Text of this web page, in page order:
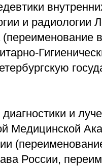
и радиологии
(переименование
и
Медицинской
России,